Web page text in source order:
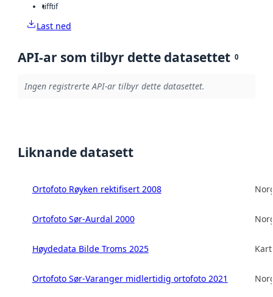
tifftif
Last ned
API-ar som tilbyr dette datasettet 0
Ingen registrerte API-ar tilbyr dette datasettet.
Liknande datasett
Ortofoto Røyken rektifisert 2008
Ortofoto Sør-Aurdal 2000
Høydedata Bilde Troms 2025
Ortofoto Sør-Varanger midlertidig ortofoto 2021